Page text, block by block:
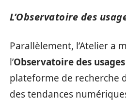
L’Observatoire des
Parallèlement, l’Atelier a
l’Observatoire des
plateforme de recherche
des tendances